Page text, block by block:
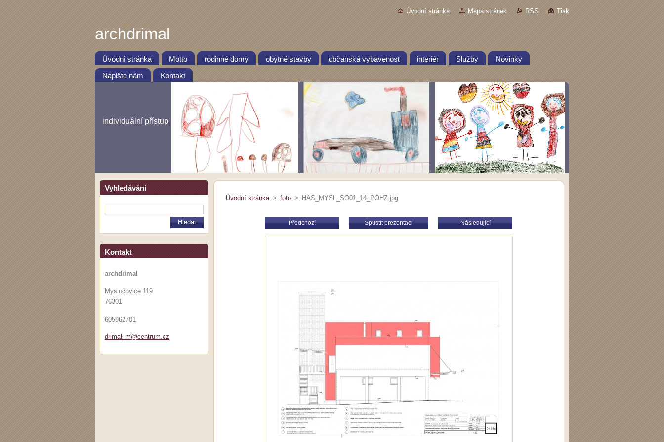
Úvodní stránka Mapa stránek RSS Tisk
archdrimal
Úvodní stránka Motto rodinné domy obytné stavby občanská vybavenost interiér Služby Novinky
Napište nám Kontakt
individuální přístup
Vyhledávání
Kontakt
archdrimal
Mysločovice 119
76301
605962701
drimal_m@centrum .cz
Úvodní stránka > foto > HAS_MYSL_SO01_14_POHZ.jpg
Předchozí Spustit prezentaci Následující